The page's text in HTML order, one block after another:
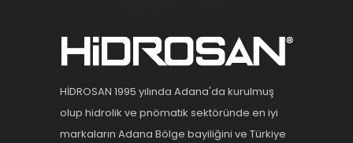
HİDROSAN 1995 yılında Adana'da kurulmuş
olup hidrolik ve pnömatik sektöründe en iyi
markaların Adana Bölge bayiliğini ve Türkiye